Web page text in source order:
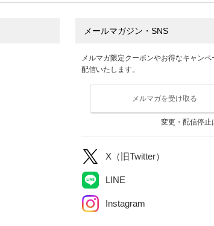
メールマガジン・SNS
メルマガ限定クーポンやお得なキャンペ
配信いたします。
メルマガを受け取る
変更・配信停止
X（旧Twitter）
LINE
Instagram